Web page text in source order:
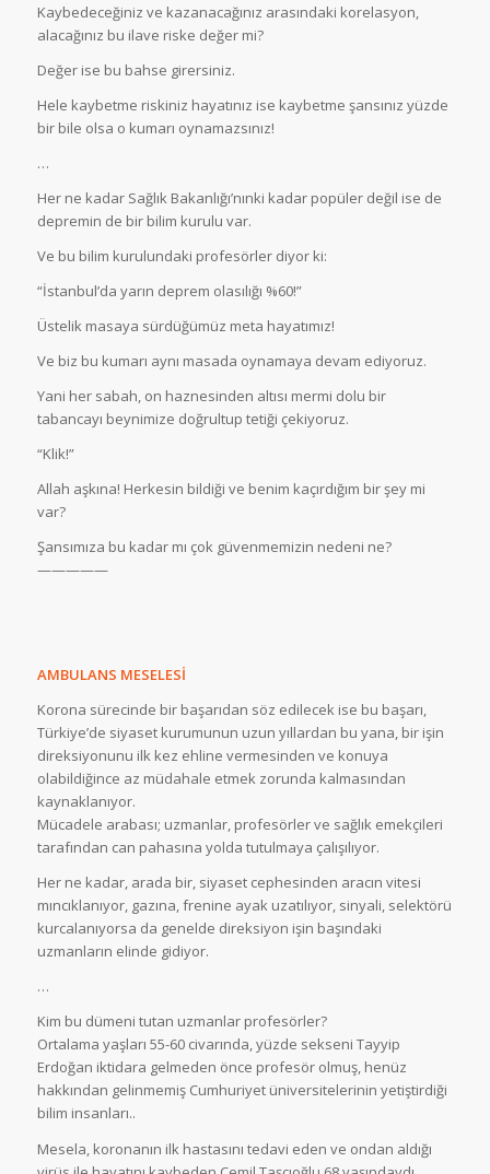
Kaybedeceğiniz ve kazanacağınız arasındaki korelasyon,
alacağınız bu ilave riske değer mi?
Değer ise bu bahse girersiniz.
Hele kaybetme riskiniz hayatınız ise kaybetme şansınız yüzde
bir bile olsa o kumarı oynamazsınız!
…
Her ne kadar Sağlık Bakanlığı’nınki kadar popüler değil ise de
depremin de bir bilim kurulu var.
Ve bu bilim kurulundaki profesörler diyor ki:
“İstanbul’da yarın deprem olasılığı %60!”
Üstelik masaya sürdüğümüz meta hayatımız!
Ve biz bu kumarı aynı masada oynamaya devam ediyoruz.
Yani her sabah, on haznesinden altısı mermi dolu bir
tabancayı beynimize doğrultup tetiği çekiyoruz.
“Klik!”
Allah aşkına! Herkesin bildiği ve benim kaçırdığım bir şey mi
var?
Şansımıza bu kadar mı çok güvenmemizin nedeni ne?
—————
AMBULANS MESELESİ
Korona sürecinde bir başarıdan söz edilecek ise bu başarı,
Türkiye’de siyaset kurumunun uzun yıllardan bu yana, bir işin
direksiyonunu ilk kez ehline vermesinden ve konuya
olabildiğince az müdahale etmek zorunda kalmasından
kaynaklanıyor.
Mücadele arabası; uzmanlar, profesörler ve sağlık emekçileri
tarafından can pahasına yolda tutulmaya çalışılıyor.
Her ne kadar, arada bir, siyaset cephesinden aracın vitesi
mıncıklanıyor, gazına, frenine ayak uzatılıyor, sinyali, selektörü
kurcalanıyorsa da genelde direksiyon işin başındaki
uzmanların elinde gidiyor.
…
Kim bu dümeni tutan uzmanlar profesörler?
Ortalama yaşları 55-60 civarında, yüzde sekseni Tayyip
Erdoğan iktidara gelmeden önce profesör olmuş, henüz
hakkından gelinmemiş Cumhuriyet üniversitelerinin yetiştirdiği
bilim insanları..
Mesela, koronanın ilk hastasını tedavi eden ve ondan aldığı